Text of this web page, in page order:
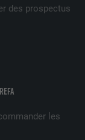
les
des prospectus
le navigateur
« Suivez-